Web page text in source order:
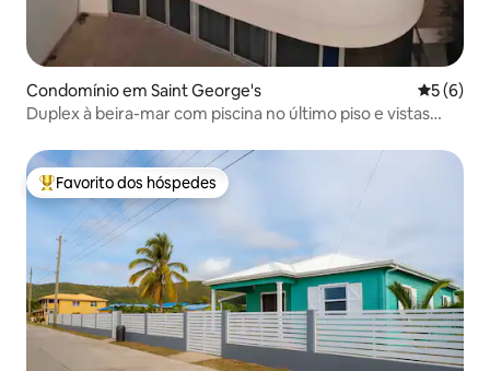
Condomínio em Saint George's
5 (6)
Duplex à beira-mar com piscina no último piso e vistas
Favoritos dos hóspedes mais apreciados
Favorito dos hóspedes